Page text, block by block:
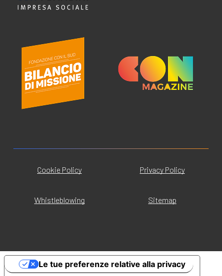
Cookie Policy Privacy Policy
Whistleblowing Sitemap
Le tue preferenze relative alla privacy